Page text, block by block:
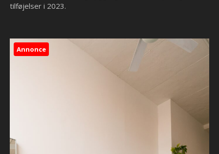
tilføjelser i 2023.
Annonce